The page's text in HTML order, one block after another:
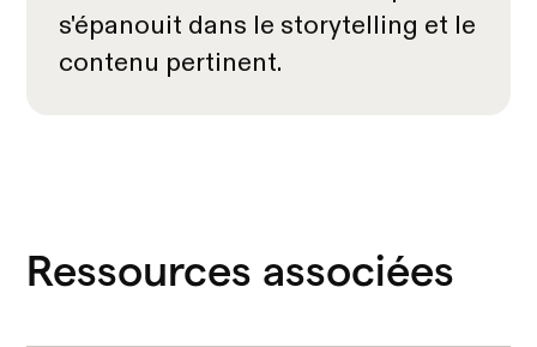
s'épanouit dans le storytelling et le
contenu pertinent.
Ressources associées